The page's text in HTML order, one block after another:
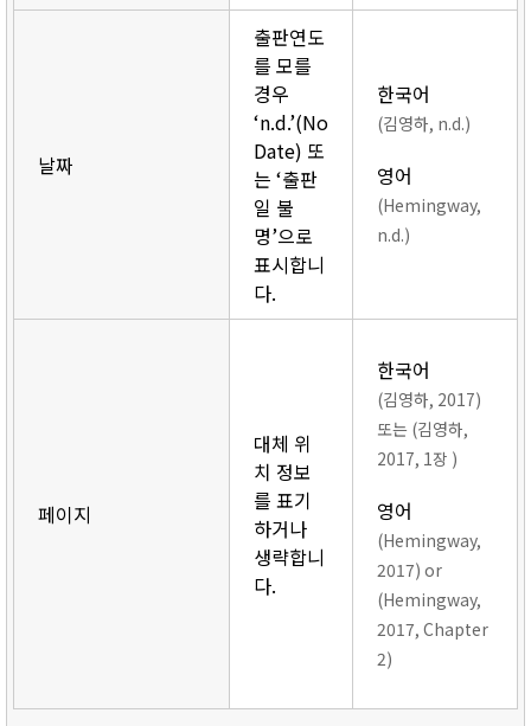
날짜
출판연도
를 모를
경우
‘n.d.’(No
Date) 또
는 ‘출판
일 불
명’으로
표시합니
다.
한국어
(김영하, n.d.)
영어
(Hemingway,
n.d.)
페이지
대체 위
치 정보
를 표기
하거나
생략합니
다.
한국어
(김영하, 2017)
또는 (김영하,
2017, 1장 )
영어
(Hemingway,
2017) or
(Hemingway,
2017, Chapter
2)